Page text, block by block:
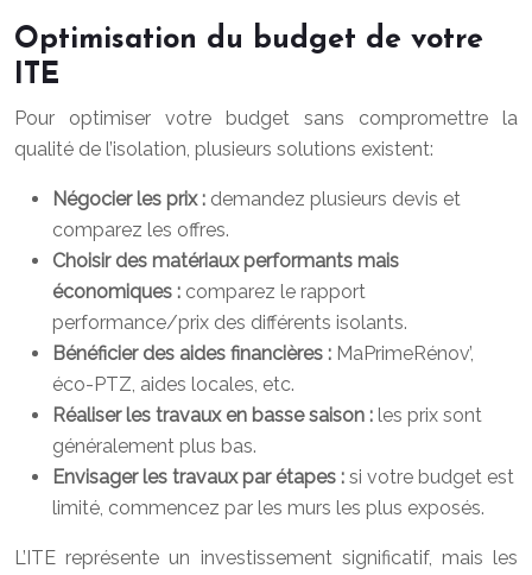
Optimisation du budget de votre
ITE
Pour optimiser votre budget sans compromettre la
qualité de l’isolation, plusieurs solutions existent:
Négocier les prix : demandez plusieurs devis et
comparez les offres.
Choisir des matériaux performants mais
économiques : comparez le rapport
performance/prix des différents isolants.
Bénéficier des aides financières : MaPrimeRénov’,
éco-PTZ, aides locales, etc.
Réaliser les travaux en basse saison : les prix sont
généralement plus bas.
Envisager les travaux par étapes : si votre budget est
limité, commencez par les murs les plus exposés.
L’ITE représente un investissement significatif, mais les